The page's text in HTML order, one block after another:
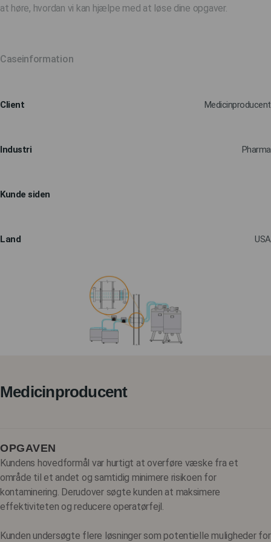
at høre, hvordan vi kan hjælpe med at løse dine opgaver.
Caseinformation
Client Medicinproducent
Industri Pharma
Kunde siden
Land USA
Medicinproducent
OPGAVEN
Kundens hovedformål var hurtigt at overføre væske fra et
område til et andet og samtidig minimere risikoen for
kontaminering. Derudover søgte kunden at maksimere
effektiviteten og reducere operatørfejl.
Kunden undersøgte flere løsninger som potentielle muligheder for